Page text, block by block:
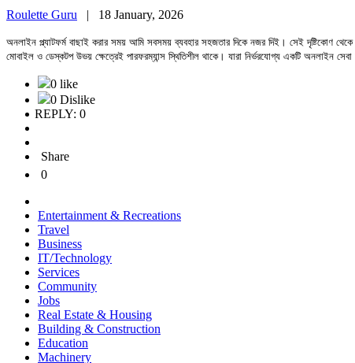
Roulette Guru | 18 January, 2026
অনলাইন প্ল্যাটফর্ম বাছাই করার সময় আমি সবসময় ব্যবহার সহজতার দিকে নজর দিই। সেই দৃষ্টিকোণ থেকে
মোবাইল ও ডেস্কটপ উভয় ক্ষেত্রেই পারফরম্যান্স স্থিতিশীল থাকে। যারা নির্ভরযোগ্য একটি অনলাইন সেবা
0 like
0 Dislike
REPLY: 0
Share
0
Entertainment & Recreations
Travel
Business
IT/Technology
Services
Community
Jobs
Real Estate & Housing
Building & Construction
Education
Machinery